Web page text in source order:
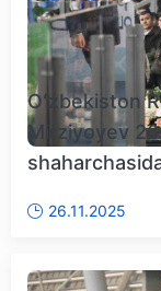
Oʻzbekiston
Mirziyoyev
26.11.2025